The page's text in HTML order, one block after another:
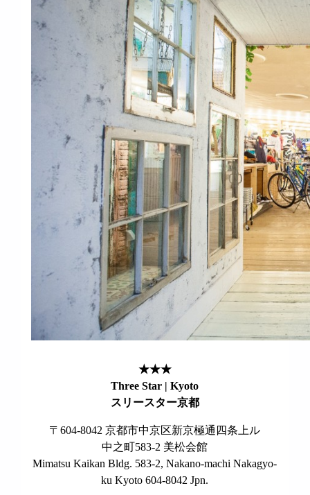
★★★
Three Star | Kyoto
スリースター京都
〒604-8042 京都市中京区新京極通四条上ル
中之町583-2 美松会館
Mimatsu Kaikan Bldg. 583-2, Nakano-machi Nakagyo-
ku Kyoto 604-8042 Jpn.